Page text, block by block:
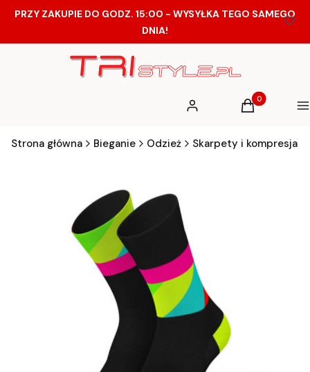
PRZY ZAKUPIE DO GODZ. 15:00 - WYSYŁKA TEGO SAMEGO
DNIA!
Zaloguj się Produkty w
Koszyk
Strona główna Bieganie Odzież Skarpety i kompresja